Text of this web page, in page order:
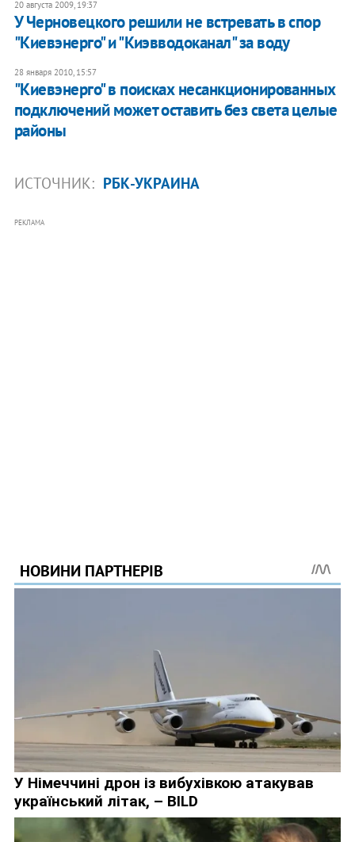
20 августа 2009, 19:37
У Черновецкого решили не встревать в спор
"Киевэнерго" и "Киэвводоканал" за воду
28 января 2010, 15:57
"Киевэнерго" в поисках несанкционированных
подключений может оставить без света целые
районы
ИСТОЧНИК: РБК-УКРАИНА
РЕКЛАМА